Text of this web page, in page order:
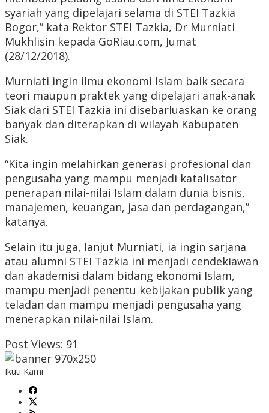
syariah yang dipelajari selama di STEI Tazkia
Bogor,” kata Rektor STEI Tazkia, Dr Murniati
Mukhlisin kepada GoRiau.com, Jumat
(28/12/2018).
Murniati ingin ilmu ekonomi Islam baik secara
teori maupun praktek yang dipelajari anak-anak
Siak dari STEI Tazkia ini disebarluaskan ke orang
banyak dan diterapkan di wilayah Kabupaten
Siak.
“Kita ingin melahirkan generasi profesional dan
pengusaha yang mampu menjadi katalisator
penerapan nilai-nilai Islam dalam dunia bisnis,
manajemen, keuangan, jasa dan perdagangan,”
katanya.
Selain itu juga, lanjut Murniati, ia ingin sarjana
atau alumni STEI Tazkia ini menjadi cendekiawan
dan akademisi dalam bidang ekonomi Islam,
mampu menjadi penentu kebijakan publik yang
teladan dan mampu menjadi pengusaha yang
menerapkan nilai-nilai Islam.
Post Views: 91
Ikuti Kami